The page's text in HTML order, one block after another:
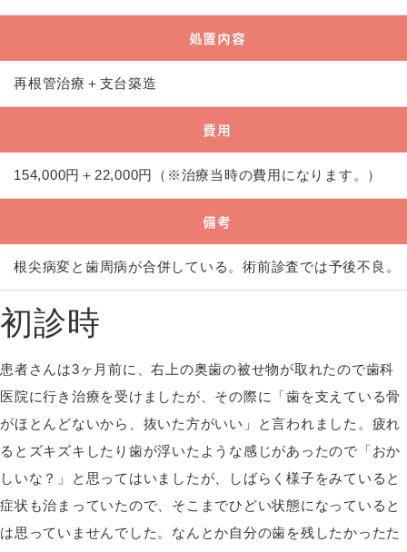
処置内容
再根管治療＋支台築造
費用
154,000円＋22,000円（※治療当時の費用になります。）
備考
根尖病変と歯周病が合併している。術前診査では予後不良。
初診時
患者さんは3ヶ月前に、右上の奥歯の被せ物が取れたので歯科
医院に行き治療を受けましたが、その際に「歯を支えている骨
がほとんどないから、抜いた方がいい」と言われました。疲れ
るとズキズキしたり歯が浮いたような感じがあったので「おか
しいな？」と思ってはいましたが、しばらく様子をみていると
症状も治まっていたので、そこまでひどい状態になっていると
は思っていませんでした。なんとか自分の歯を残したかったた